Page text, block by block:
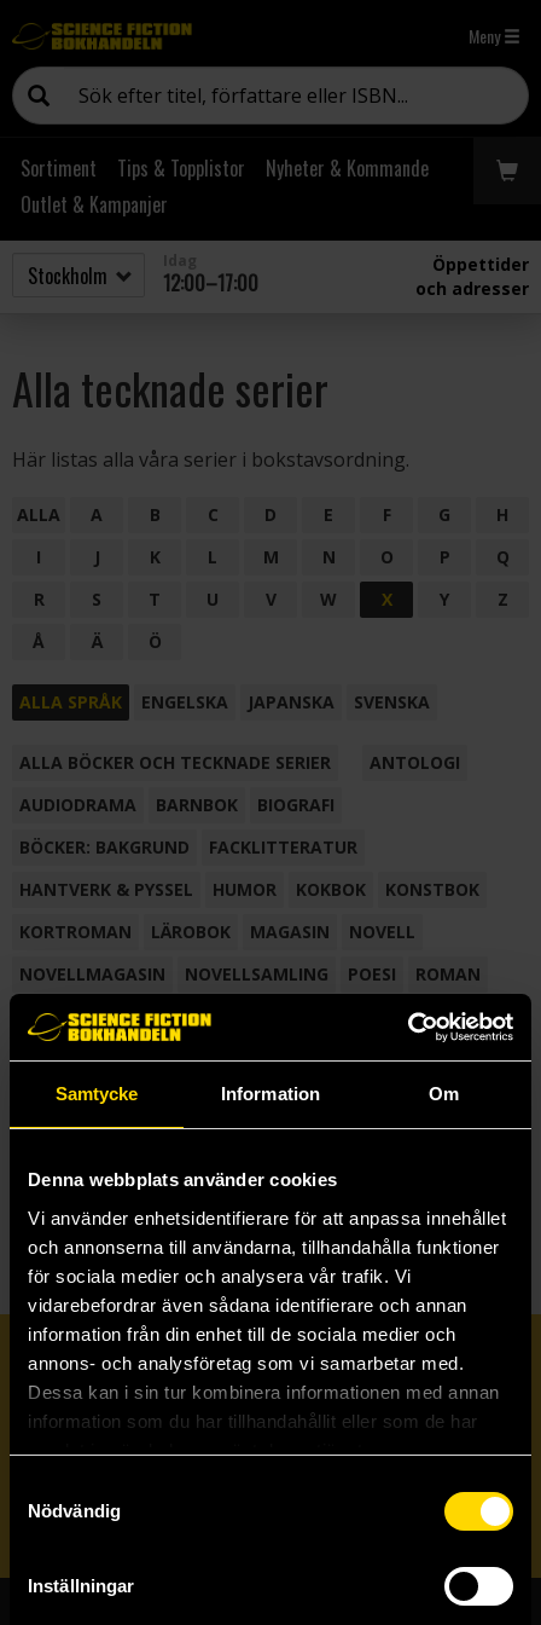
Samtycke Information Om
Denna webbplats använder cookies
Vi använder enhetsidentifierare för att anpassa innehållet
och annonserna till användarna, tillhandahålla funktioner
för sociala medier och analysera vår trafik. Vi
vidarebefordrar även sådana identifierare och annan
information från din enhet till de sociala medier och
annons- och analysföretag som vi samarbetar med.
Dessa kan i sin tur kombinera informationen med annan
information som du har tillhandahållit eller som de har
samlat in när du har använt deras tjänster.
Nödvändig
Inställningar
Meny
Sortiment Tips & Topplistor
Nyheter & Kommande
Outlet & Kampanjer
12:00–17:00
Öppettider
och adresser
Alla tecknade serier
Här listas alla våra serier i bokstavsordning.
ALLA A B C D E F G
H
I
J K L M N O P
Q
R
S T U V W X Y
Z
Å
Ä Ö
ALLA SPRÅK ENGELSKA JAPANSKA SVENSKA
ALLA BÖCKER OCH TECKNADE SERIER
ANTOLOGI
AUDIODRAMA
BARNBOK
BIOGRAFI
BÖCKER: BAKGRUND
FACKLITTERATUR
HANTVERK & PYSSEL
HUMOR KOKBOK
KONSTBOK
KORTROMAN
LÄROBOK MAGASIN
NOVELL
NOVELLMAGASIN
NOVELLSAMLING POESI
ROMAN
SAMLINGSVOLYM
TECKNA & MÅLA TECKNAD SERIE
X-Gender
xxxHOLiC Omnibus
Prenumerera på vårt nyhetsbrev
Skicka